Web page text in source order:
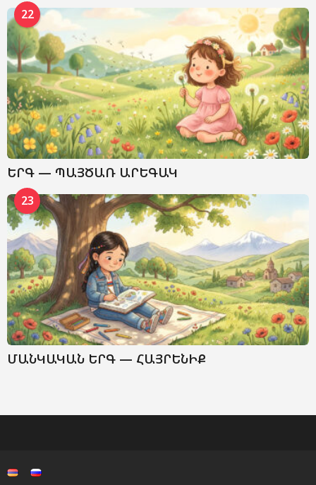
22
ԵՐԳ — ՊԱՅԾԱՌ ԱՐԵԳԱԿ
23
ՄԱՆԿԱԿԱՆ ԵՐԳ — ՀԱՅՐԵՆԻՔ